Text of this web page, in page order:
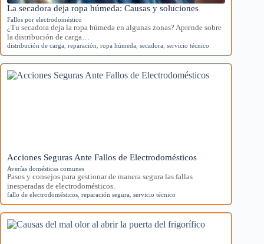
La secadora deja ropa húmeda: Causas y soluciones
Fallos por electrodoméstico
¿Tu secadora deja la ropa húmeda en algunas zonas? Aprende sobre
la distribución de carga…
distribución de carga reparación ropa húmeda secadora servicio técnico
Acciones Seguras Ante Fallos de Electrodomésticos
Averías domésticas comunes
Pasos y consejos para gestionar de manera segura las fallas
inesperadas de electrodomésticos.
fallo de electrodomésticos reparación segura servicio técnico